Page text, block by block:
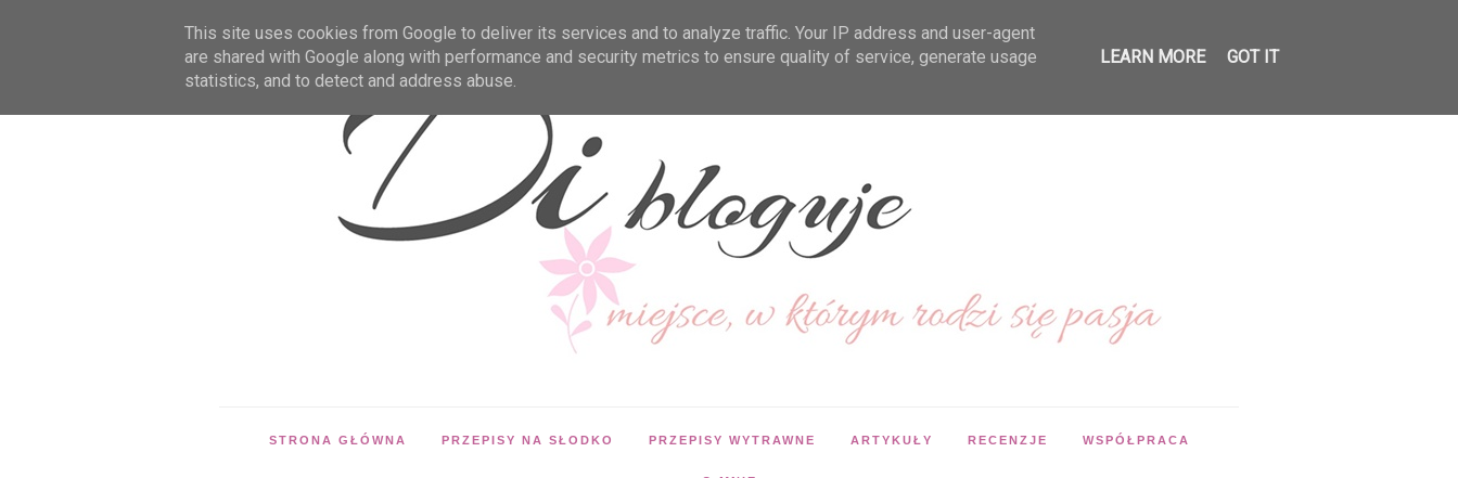
STRONA GŁÓWNA PRZEPISY NA SŁODKO PRZEPISY WYTRAWNE ARTYKUŁY RECENZJE WSPÓŁPRACA
This site uses cookies from Google to deliver its services and to analyze traffic. Your IP address and user-agent
are shared with Google along with performance and security metrics to ensure quality of service, generate usage
statistics, and to detect and address abuse.
LEARN MORE GOT IT